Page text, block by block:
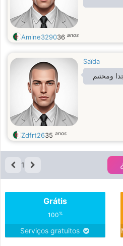
Amine329036 anos
Saïda
ومحتىم
Zdfrt2635 anos
1
Grátis
100%
Serviços gratuitos